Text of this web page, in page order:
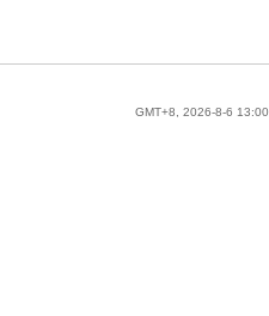
GMT+8, 2026-8-6 13:00